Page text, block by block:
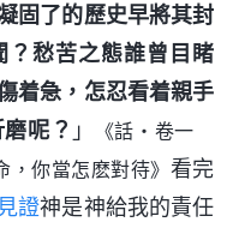
固了的歷史早將其封
？愁苦之態誰曾目睹
着急，怎忍看着親手
呢？ 」
《話・卷一
你當怎麽對待》 看完
見證神是神給我的責任